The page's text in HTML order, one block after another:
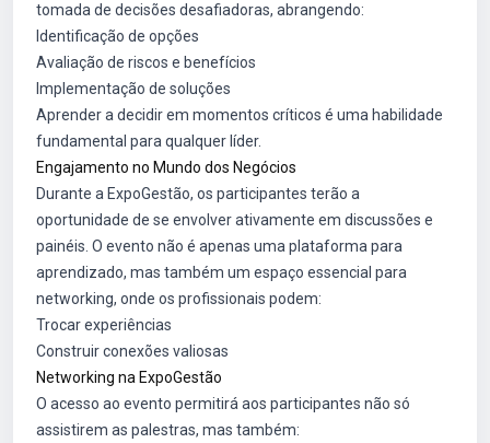
tomada de decisões desafiadoras, abrangendo:
Identificação de opções
Avaliação de riscos e benefícios
Implementação de soluções
Aprender a decidir em momentos críticos é uma habilidade
fundamental para qualquer líder.
Engajamento no Mundo dos Negócios
Durante a ExpoGestão, os participantes terão a
oportunidade de se envolver ativamente em discussões e
painéis. O evento não é apenas uma plataforma para
aprendizado, mas também um espaço essencial para
networking, onde os profissionais podem:
Trocar experiências
Construir conexões valiosas
Networking na ExpoGestão
O acesso ao evento permitirá aos participantes não só
assistirem as palestras, mas também: